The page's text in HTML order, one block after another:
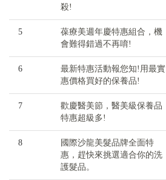
殺!
5
葆療美週年慶特惠組合，機
會難得錯過不再唷!
6
最新特惠活動報您知!用最實
惠價格買好的保養品!
7
歡慶醫美節，醫美級保養品
特惠超級多!
8
國際沙龍美髮品牌全面特
惠，趕快來挑選適合你的洗
護髮品。